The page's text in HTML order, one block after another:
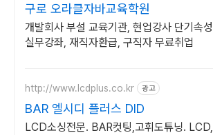
구로 오라클자바교육학원
개발회사 부설 교육기관, 현업강사 단기속성
실무강좌, 재직자환급, 구직자 무료취업
http://www.lcdplus.co.kr 광고
BAR 엘시디 플러스 DID
LCD소싱전문. BAR컷팅,고휘도튜닝. LCD,